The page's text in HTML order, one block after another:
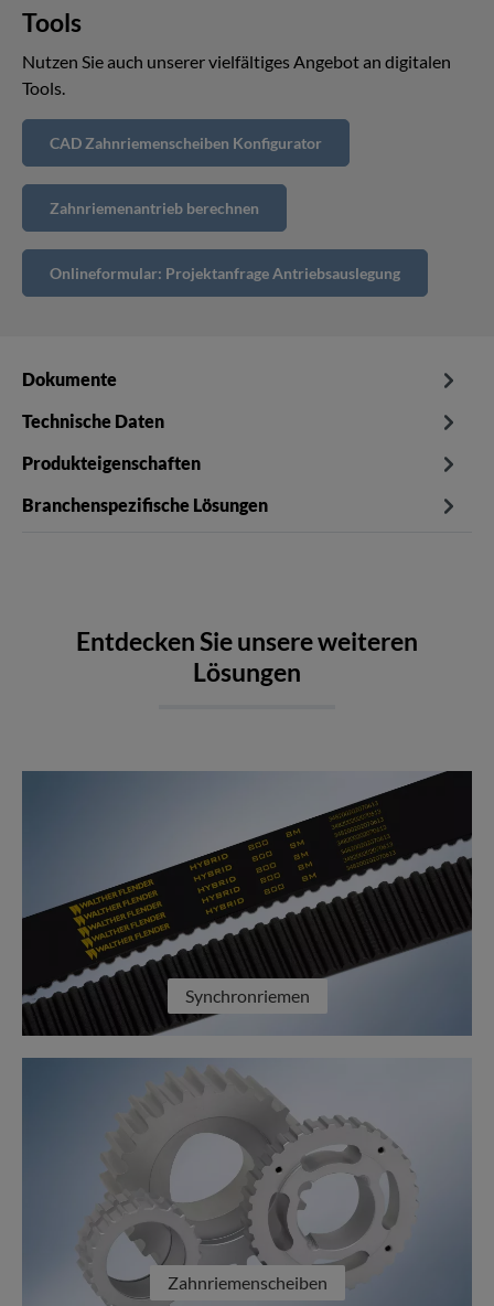
Tools
Nutzen Sie auch unserer vielfältiges Angebot an digitalen
Tools.
CAD Zahnriemenscheiben Konfigurator
Zahnriemenantrieb berechnen
Onlineformular: Projektanfrage Antriebsauslegung
Dokumente
Technische Daten
Produkteigenschaften
Branchenspezifische Lösungen
Entdecken Sie unsere weiteren
Lösungen
Synchronriemen
Zahnriemenscheiben